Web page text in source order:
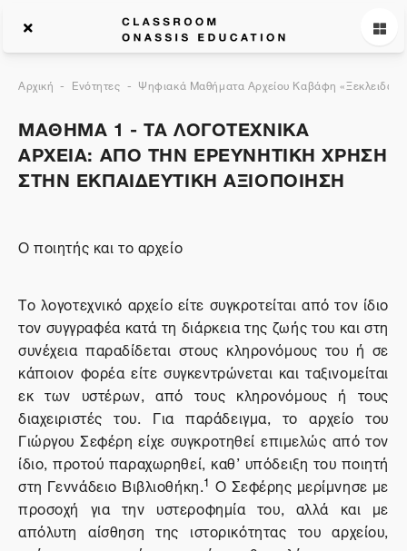
Αρχική Ενότητες Ψηφιακά Μαθήματα Αρχείου Καβάφη
ΜΑΘΗΜΑ 1 - ΤΑ ΛΟΓΟΤΕΧΝΙΚΑ
ΑΡΧΕΙΑ: ΑΠΟ ΤΗΝ ΕΡΕΥΝΗΤΙΚΗ ΧΡΗΣΗ
ΣΤΗΝ ΕΚΠΑΙΔΕΥΤΙΚΗ ΑΞΙΟΠΟΙΗΣΗ
Ο ποιητής και το αρχείο
Το λογοτεχνικό αρχείο είτε συγκροτείται από τον ίδιο
τον συγγραφέα κατά τη διάρκεια της ζωής του και στη
συνέχεια παραδίδεται στους κληρονόμους του ή σε
κάποιον φορέα είτε συγκεντρώνεται και ταξινομείται
εκ των υστέρων, από τους κληρονόμους ή τους
διαχειριστές του. Για παράδειγμα, το αρχείο του
Γιώργου Σεφέρη είχε συγκροτηθεί επιμελώς από τον
ίδιο, προτού παραχωρηθεί, καθ’ υπόδειξη του ποιητή
στη Γεννάδειο Βιβλιοθήκη.1 Ο Σεφέρης μερίμνησε με
προσοχή για την υστεροφημία του, αλλά και με
απόλυτη αίσθηση της ιστορικότητας του αρχείου,